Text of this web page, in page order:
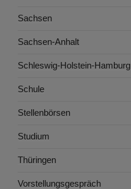
Sachsen
Sachsen-Anhalt
Schleswig-Holstein-Hamburg
Schule
Stellenbörsen
Studium
Thüringen
Vorstellungsgespräch